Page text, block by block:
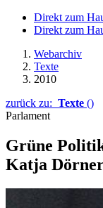
Direkt zum
Direkt zum
Webarchiv
Texte
2010
zurück zu: Texte ()
Parlament
Grüne
Katja